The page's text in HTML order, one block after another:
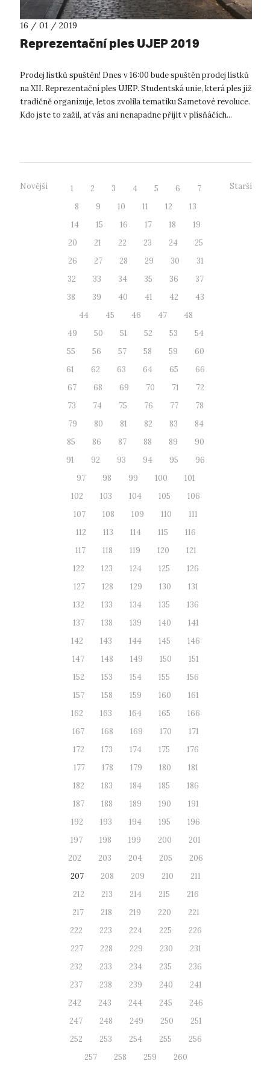
16 / 01 / 2019
Reprezentační ples UJEP 2019
Prodej lístků spuštěn! Dnes v 16:00 bude spuštěn prodej lístků
na XII. Reprezentační ples UJEP. Studentská unie, která ples již
tradičně organizuje, letos zvolila tematiku Sametové revoluce.
Kdo jste to zažil, ať vás ani nenapadne přijít v plísňáčích...
Novější 1 2 3 4 5 6
7
8
9 10 11 12
13
14
15 16 17 18
19
20
21 22 23 24
25
26
27 28 29 30
31
32
33 34 35 36
37
38
39 40 41 42
43
44
45 46 47
48
49
50 51 52 53
54
55
56 57 58 59
60
61
62 63 64 65
66
67
68 69 70 71
72
73
74 75 76 77
78
79
80 81 82 83
84
85
86 87 88 89
90
91
92 93 94 95
96
97
98 99 100
101
102
103 104 105
106
107
108 109 110
111
112
113 114 115
116
117
118 119 120
121
122
123 124 125
126
127
128 129 130
131
132
133 134 135
136
137
138 139 140
141
142
143 144 145
146
147
148 149 150
151
152
153 154 155
156
157
158 159 160
161
162
163 164 165
166
167
168 169 170
171
172
173 174 175
176
177
178 179 180
181
182
183 184 185
186
187
188 189 190
191
192
193 194 195
196
197
198 199 200
201
202
203 204 205
206
207
208 209 210
211
212
213 214 215
216
217
218 219 220
221
222
223 224 225
226
227
228 229 230
231
232
233 234 235
236
237
238 239 240
241
242
243 244 245
246
247
248 249 250
251
252
253 254 255
256
257
258 259 260
Starší